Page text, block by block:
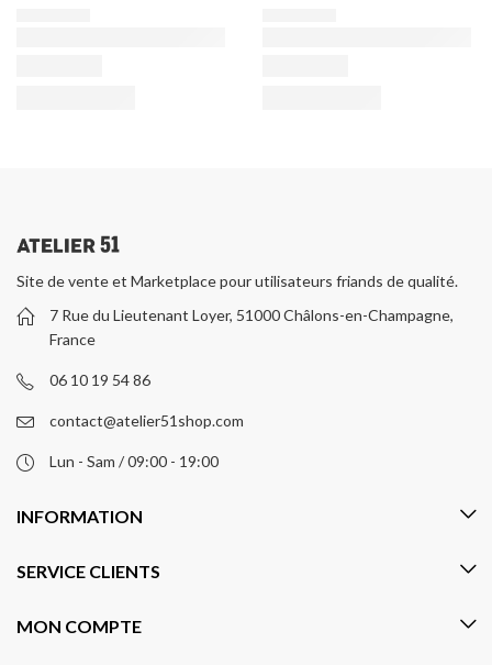
Site de vente et Marketplace pour utilisateurs friands de qualité.
7 Rue du Lieutenant Loyer, 51000 Châlons-en-Champagne,
France
06 10 19 54 86
contact@atelier51shop.com
Lun - Sam / 09:00 - 19:00
INFORMATION
SERVICE CLIENTS
MON COMPTE